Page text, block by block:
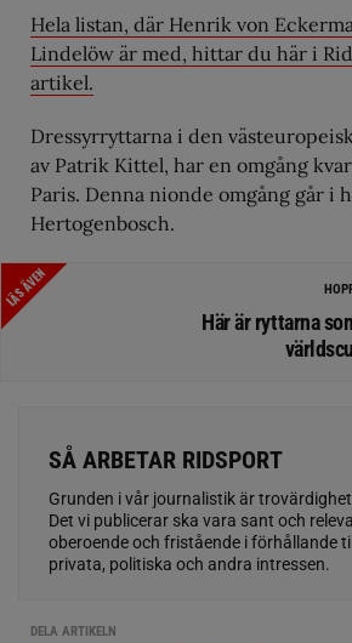
Hela listan, där Henrik von
Lindelöw är med, hittar du här i
artikel.
Dressyrryttarna i den
av Patrik Kittel, har en omgång
Paris. Denna nionde omgång går i
Hertogenbosch.
LÄS ÄVEN
Här är ryttarna
SÅ ARBETAR RIDSPORT
Grunden i vår journalistik är
Det vi publicerar ska vara sant och
oberoende och fristående i förhållande
privata, politiska och andra intressen.
DELA ARTIKELN